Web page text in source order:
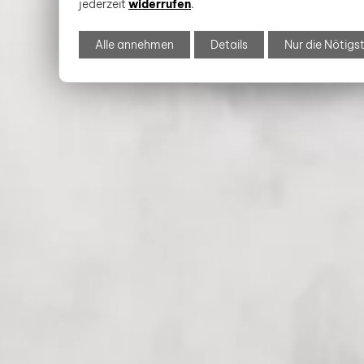
jederzeit widerrufen.
Alle annehmen Details Nur die